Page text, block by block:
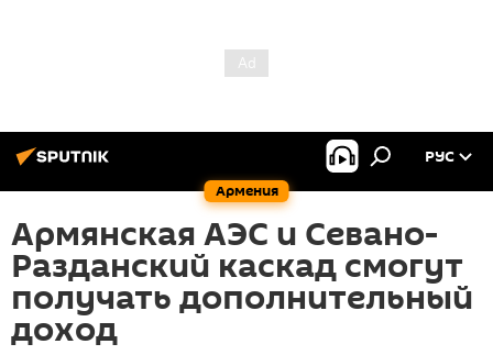
Армения
РУС
Армянская АЭС и Севано-
Разданский каскад смогут
получать дополнительный
доход